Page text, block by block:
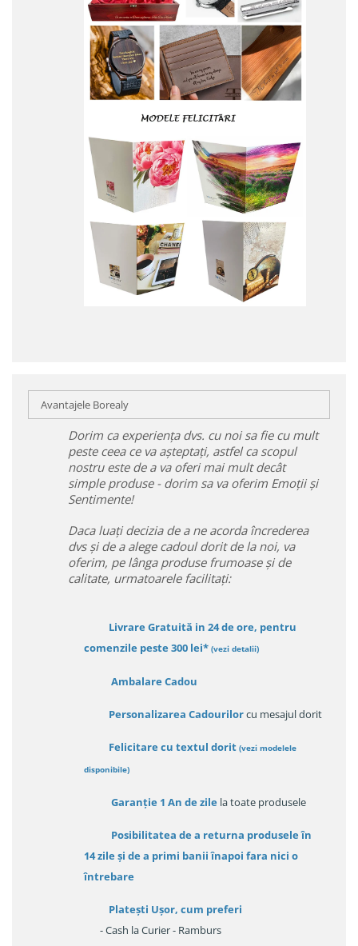
Avantajele Borealy
Dorim ca experiența dvs. cu noi sa fie cu mult
peste ceea ce va așteptați, astfel ca scopul
nostru este de a va oferi mai mult decât
simple produse - dorim sa va oferim Emoții și
Sentimente!
Daca luați decizia de a ne acorda încrederea
dvs și de a alege cadoul dorit de la noi, va
oferim, pe lânga produse frumoase și de
calitate, urmatoarele facilitați:
Livrare Gratuită in 24 de ore, pentru
comenzile peste 300 lei* (vezi detalii)
Ambalare Cadou
Personalizarea Cadourilorcu mesajul dorit
Felicitare cu textul dorit (vezi modelele
disponibile)
Garanție 1 An de zile la toate produsele
Posibilitatea de a returna produsele în
14 zileși de a primi banii înapoi fara nici o
întrebare
Platești Ușor, cum preferi
- Cash la Curier - Ramburs